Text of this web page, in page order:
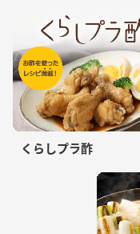
くらしプラ酢